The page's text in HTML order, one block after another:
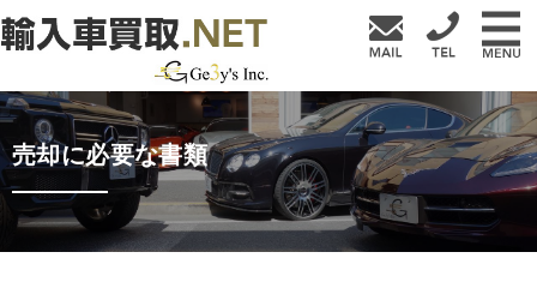
売却に必要な書類